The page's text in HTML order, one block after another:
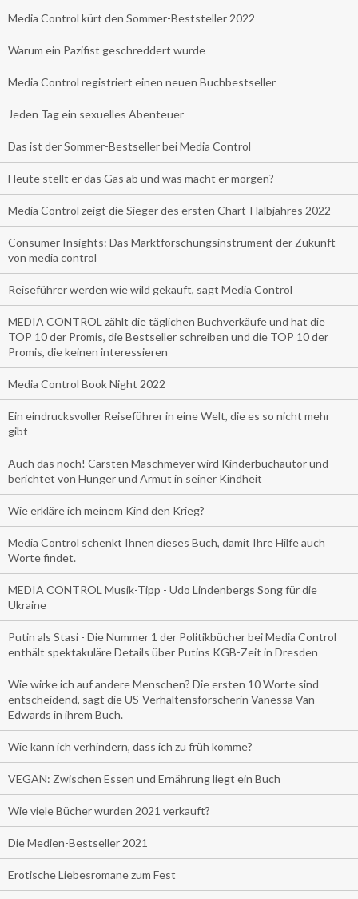
Media Control kürt den Sommer-Beststeller 2022
Warum ein Pazifist geschreddert wurde
Media Control registriert einen neuen Buchbestseller
Jeden Tag ein sexuelles Abenteuer
Das ist der Sommer-Bestseller bei Media Control
Heute stellt er das Gas ab und was macht er morgen?
Media Control zeigt die Sieger des ersten Chart-Halbjahres 2022
Consumer Insights: Das Marktforschungsinstrument der Zukunft
von media control
Reiseführer werden wie wild gekauft, sagt Media Control
MEDIA CONTROL zählt die täglichen Buchverkäufe und hat die
TOP 10 der Promis, die Bestseller schreiben und die TOP 10 der
Promis, die keinen interessieren
Media Control Book Night 2022
Ein eindrucksvoller Reiseführer in eine Welt, die es so nicht mehr
gibt
Auch das noch! Carsten Maschmeyer wird Kinderbuchautor und
berichtet von Hunger und Armut in seiner Kindheit
Wie erkläre ich meinem Kind den Krieg?
Media Control schenkt Ihnen dieses Buch, damit Ihre Hilfe auch
Worte findet.
MEDIA CONTROL Musik-Tipp - Udo Lindenbergs Song für die
Ukraine
Putin als Stasi - Die Nummer 1 der Politikbücher bei Media Control
enthält spektakuläre Details über Putins KGB-Zeit in Dresden
Wie wirke ich auf andere Menschen? Die ersten 10 Worte sind
entscheidend, sagt die US-Verhaltensforscherin Vanessa Van
Edwards in ihrem Buch.
Wie kann ich verhindern, dass ich zu früh komme?
VEGAN: Zwischen Essen und Ernährung liegt ein Buch
Wie viele Bücher wurden 2021 verkauft?
Die Medien-Bestseller 2021
Erotische Liebesromane zum Fest